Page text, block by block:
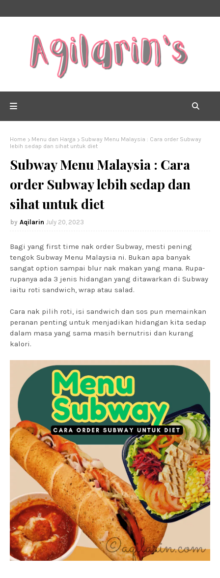
Home Menu dan Harga
Subway Menu Malaysia : Cara order Subway
lebih sedap dan sihat untuk diet
Subway Menu Malaysia : Cara
order Subway lebih sedap dan
sihat untuk diet
Aqilarin July 20, 2023
Bagi yang first time nak order Subway, mesti pening
tengok Subway Menu Malaysia ni. Bukan apa banyak
sangat option sampai blur nak makan yang mana. Rupa-
rupanya ada 3 jenis hidangan yang ditawarkan di Subway
iaitu roti sandwich, wrap atau salad.
Cara nak pilih roti, isi sandwich dan sos pun memainkan
peranan penting untuk menjadikan hidangan kita sedap
dalam masa yang sama masih bernutrisi dan kurang
kalori.